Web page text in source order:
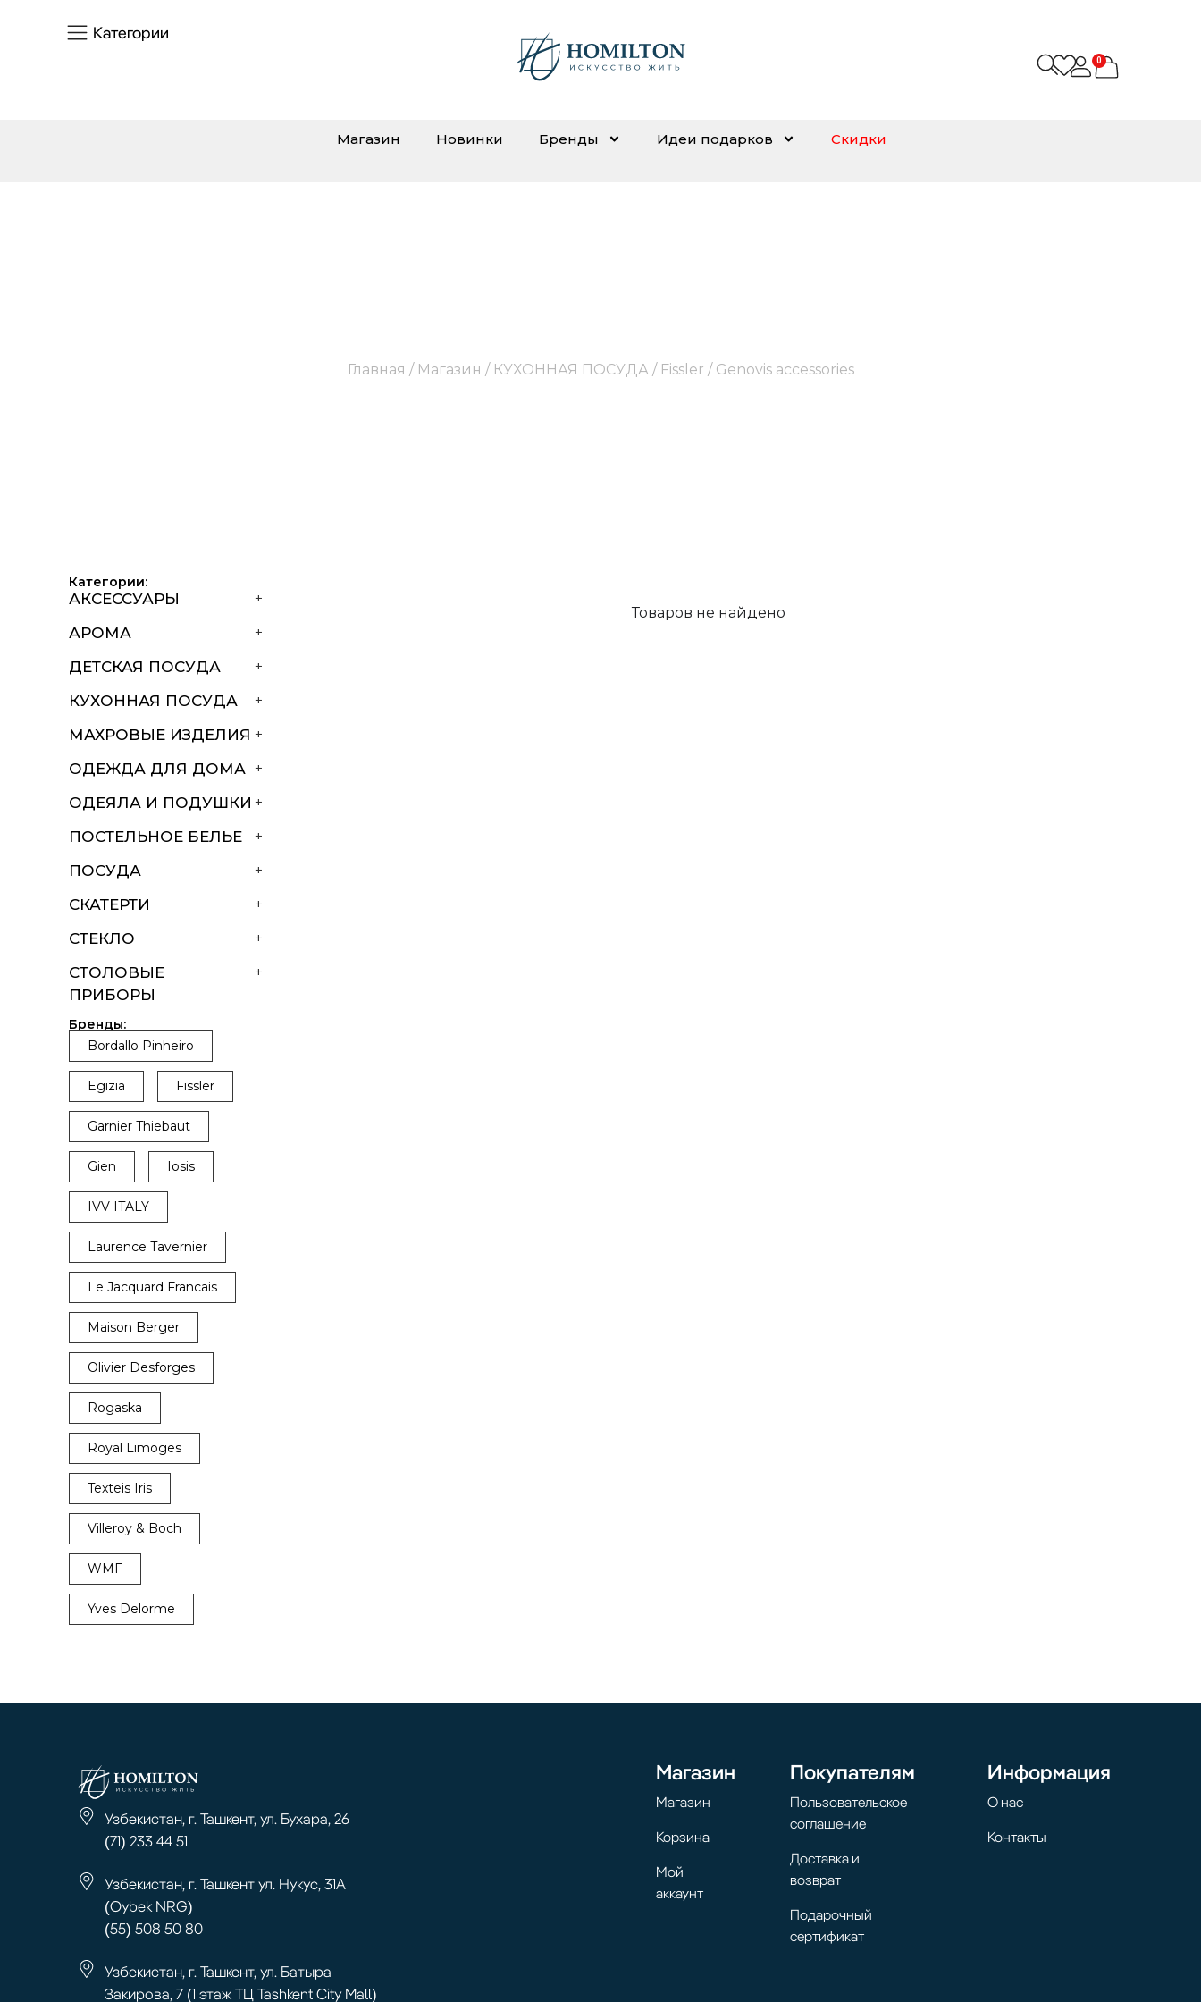
Категории
0
Магазин Новинки Бренды Идеи подарков Скидки
Главная / Магазин / КУХОННАЯ ПОСУДА/ Fissler / Genovis accessories
Категории:
+
АКСЕССУАРЫ
+
АРОМА
+
ДЕТСКАЯ ПОСУДА
+
КУХОННАЯ ПОСУДА
+
МАХРОВЫЕ ИЗДЕЛИЯ
+
ОДЕЖДА ДЛЯ ДОМА
+
ОДЕЯЛА И ПОДУШКИ
+
ПОСТЕЛЬНОЕ БЕЛЬЕ
+
ПОСУДА
+
СКАТЕРТИ
+
СТЕКЛО
+
СТОЛОВЫЕ
ПРИБОРЫ
Бренды:
Bordallo Pinheiro
Egizia Fissler
Garnier Thiebaut
Gien Iosis
IVV ITALY
Laurence Tavernier
Le Jacquard Francais
Maison Berger
Olivier Desforges
Rogaska
Royal Limoges
Texteis Iris
Villeroy & Boch
WMF
Yves Delorme
Товаров не найдено
Узбекистан, г. Ташкент, ул. Бухара, 26
(71) 233 44 51
Узбекистан, г. Ташкент ул. Нукус, 31А
(Oybek NRG)
(55) 508 50 80
Узбекистан, г. Ташкент, ул. Батыра
Закирова, 7 (1 этаж ТЦ Tashkent City Mall)
Магазин
Магазин
Корзина
Мой
аккаунт
Покупателям
Пользовательское
соглашение
Доставка и
возврат
Подарочный
сертификат
Информация
О нас
Контакты